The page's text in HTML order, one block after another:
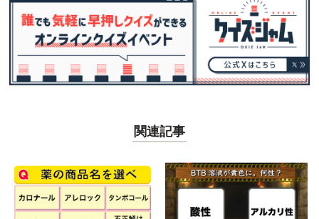
関連記事